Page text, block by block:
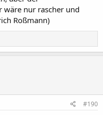
wäre nur rascher und
Roßmann)
#190